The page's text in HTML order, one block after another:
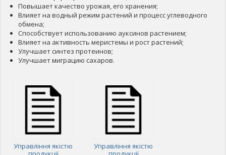
Повышает качество урожая, его хранения;
Влияет на водный режим растений и процесс углеводного
обмена;
Способствует использованию ауксинов растением;
Влияет на активность меристемы и рост растений;
Улучшает синтез протеинов;
Улучшает миграцию сахаров.
Управління якістю
Управління якістю